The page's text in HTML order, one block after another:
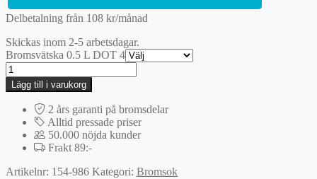
Delbetalning från 108 kr/månad
Skickas inom 2-5 arbetsdagar.
Bromsvätska 0.5 L DOT 4
Bromsok
mängd
Lägg till i varukorg
2 års garanti på bromsdelar
Alltid pressade priser
50.000 nöjda kunder
Frakt 89:-
Artikelnr: 154-986 Kategori: Bromsok